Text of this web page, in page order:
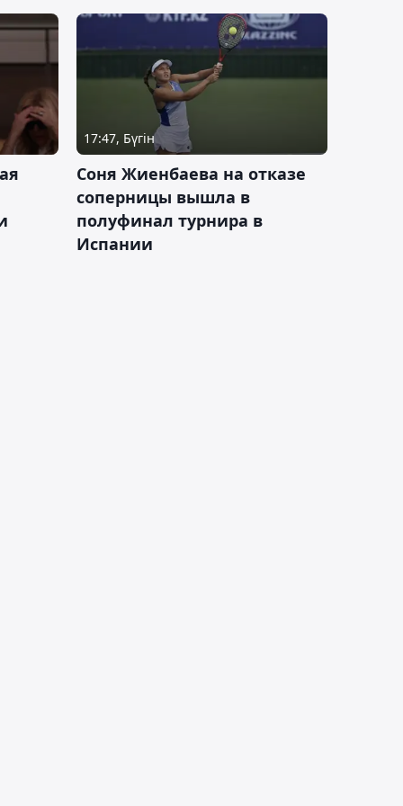
17:47, Бүгін
Соня Жиенбаева на отказе
соперницы вышла в
полуфинал турнира в
Испании